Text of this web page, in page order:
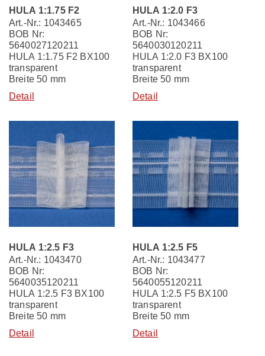
HULA 1:1.75 F2
Art.-Nr.: 1043465
BOB Nr:
5640027120211
HULA 1:1.75 F2 BX100
transparent
Breite 50 mm
Detail
HULA 1:2.0 F3
Art.-Nr.: 1043466
BOB Nr:
5640030120211
HULA 1:2.0 F3 BX100
transparent
Breite 50 mm
Detail
HULA 1:2.5 F3
Art.-Nr.: 1043470
BOB Nr:
5640035120211
HULA 1:2.5 F3 BX100
transparent
Breite 50 mm
Detail
HULA 1:2.5 F5
Art.-Nr.: 1043477
BOB Nr:
5640055120211
HULA 1:2.5 F5 BX100
transparent
Breite 50 mm
Detail